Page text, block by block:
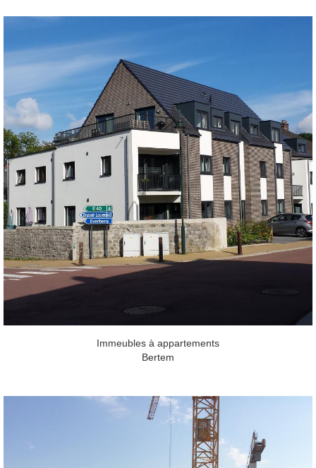
Immeubles à appartements
Bertem